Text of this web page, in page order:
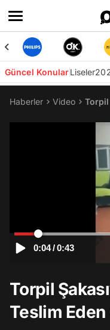
Güncel KonularLiseler
Haberler Video Torpil
0:04/0:43
Torpil
Teslim Eden